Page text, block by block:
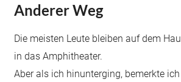
Anderer Weg
Die meisten Leute bleiben auf dem
in das Amphitheater.
Aber als ich hinunterging, bemerkte